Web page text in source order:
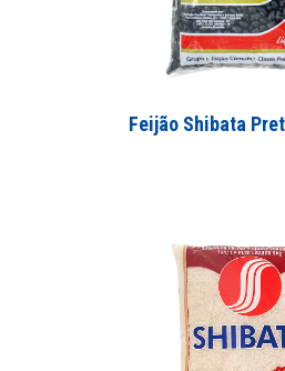
Feijão Shibata